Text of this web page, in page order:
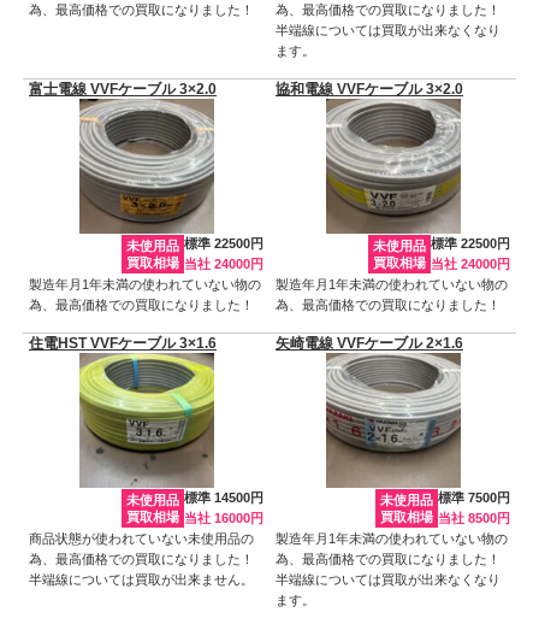
為、最高価格での買取になりました！
為、最高価格での買取になりました！
半端線については買取が出来なくなり
ます。
富士電線 VVFケーブル 3×2.0
未使用品
買取相場
標準 22500円
当社 24000円
製造年月1年未満の使われていない物の
為、最高価格での買取になりました！
協和電線 VVFケーブル 3×2.0
未使用品
買取相場
標準 22500円
当社 24000円
製造年月1年未満の使われていない物の
為、最高価格での買取になりました！
住電HST VVFケーブル 3×1.6
未使用品
買取相場
標準 14500円
当社 16000円
商品状態が使われていない未使用品の
為、最高価格での買取になりました！
半端線については買取が出来ません。
矢崎電線 VVFケーブル 2×1.6
未使用品
買取相場
標準 7500円
当社 8500円
製造年月1年未満の使われていない物の
為、最高価格での買取になりました！
半端線については買取が出来なくなり
ます。